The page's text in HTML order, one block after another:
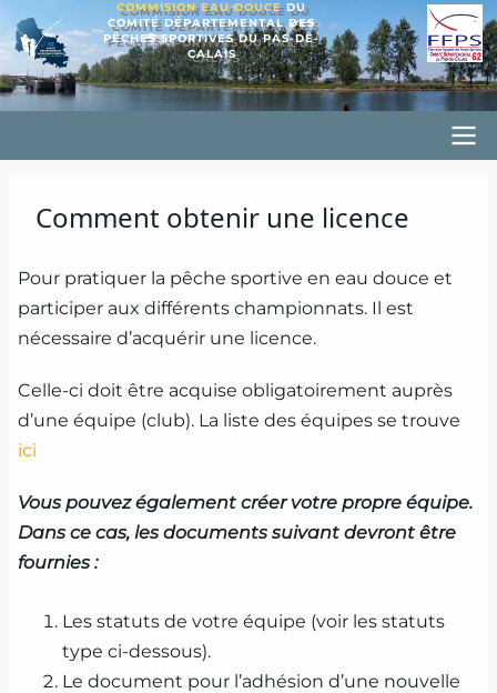
Aller
au
contenu
principal
COMMISION EAU DOUCEDU
COMITÉ DÉPARTEMENTAL DES
PÊCHES SPORTIVES DU PAS-DE-
CALAIS
CD62PSED
Comment obtenir une licence
Pour pratiquer la pêche sportive en eau douce et
participer aux différents championnats. Il est
nécessaire d’acquérir une licence.
Celle-ci doit être acquise obligatoirement auprès
d’une équipe (club). La liste des équipes se trouve
ici
Vous pouvez également créer votre propre équipe.
Dans ce cas, les documents suivant devront être
fournies :
Les statuts de votre équipe (voir les statuts
type ci-dessous).
Le document pour l’adhésion d’une nouvelle